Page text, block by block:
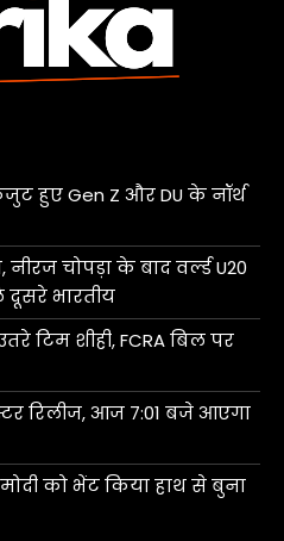
हुए Gen Z और DU के नॉर्थ
चोपड़ा के बाद वर्ल्ड U20
भारतीय
टिम शीही, FCRA बिल पर
रिलीज, आज 7:01 बजे आएगा
को भेंट किया हाथ से बुना